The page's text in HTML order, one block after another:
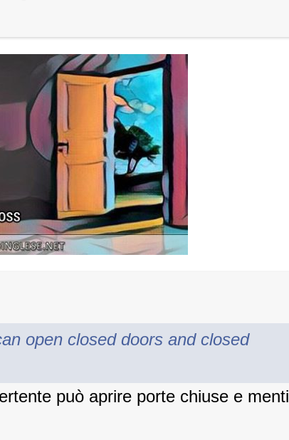
open closed doors and closed
può aprire porte chiuse e menti